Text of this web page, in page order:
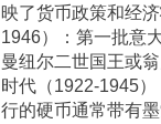
映了货币政策和经
1946）：第一批意
曼纽尔二世国王或
时代（1922-1945
行的硬币通常带有